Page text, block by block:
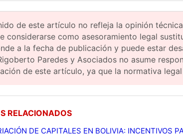
de este artículo no refleja la opinión
considerarse como asesoramiento legal
a la fecha de publicación y puede estar
Paredes y Asociados no asume
de este artículo, ya que la normativa
RELACIONADOS
DE CAPITALES EN BOLIVIA: INCENTIVOS